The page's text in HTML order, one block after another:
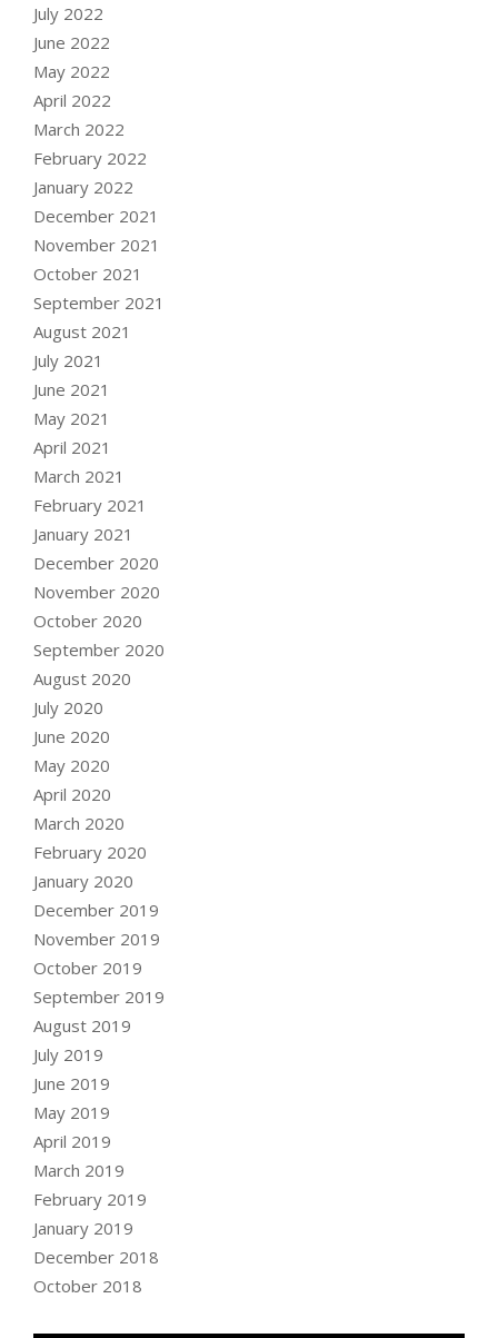
July 2022
June 2022
May 2022
April 2022
March 2022
February 2022
January 2022
December 2021
November 2021
October 2021
September 2021
August 2021
July 2021
June 2021
May 2021
April 2021
March 2021
February 2021
January 2021
December 2020
November 2020
October 2020
September 2020
August 2020
July 2020
June 2020
May 2020
April 2020
March 2020
February 2020
January 2020
December 2019
November 2019
October 2019
September 2019
August 2019
July 2019
June 2019
May 2019
April 2019
March 2019
February 2019
January 2019
December 2018
October 2018